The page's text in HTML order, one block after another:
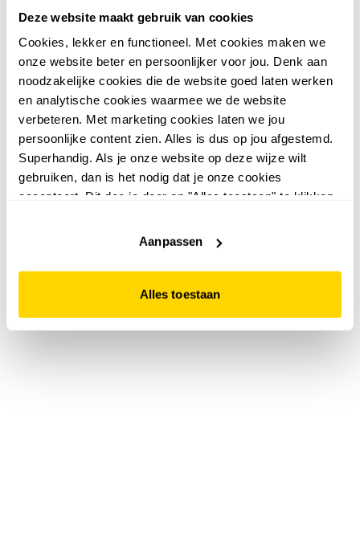
Deze website maakt gebruik van cookies
Cookies, lekker en functioneel. Met cookies maken we
onze website beter en persoonlijker voor jou. Denk aan
noodzakelijke cookies die de website goed laten werken
en analytische cookies waarmee we de website
verbeteren. Met marketing cookies laten we jou
persoonlijke content zien. Alles is dus op jou afgestemd.
Superhandig. Als je onze website op deze wijze wilt
gebruiken, dan is het nodig dat je onze cookies
accepteert. Dit doe je door op "Alles toestaan" te klikken.
website niet optimaal functioneert.
Aanpassen
Alles toestaan